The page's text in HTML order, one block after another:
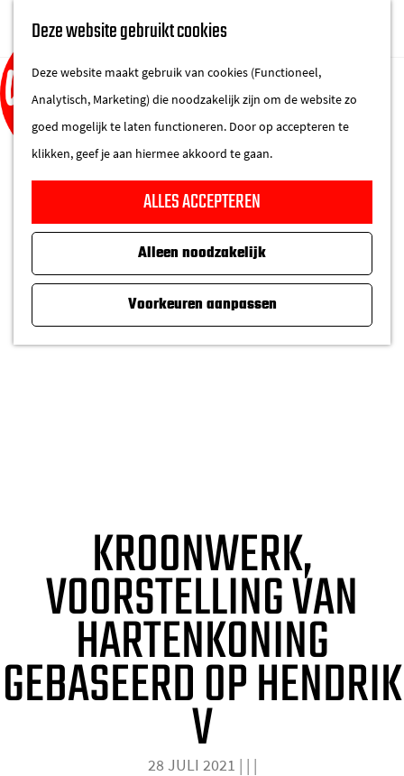
Deze website gebruikt cookies
Deze website maakt gebruik van cookies (Functioneel,
Analytisch, Marketing) die noodzakelijk zijn om de website zo
goed mogelijk te laten functioneren. Door op accepteren te
klikken, geef je aan hiermee akkoord te gaan.
ALLES ACCEPTEREN
Alleen noodzakelijk
Voorkeuren aanpassen
e
n
u
IN DE STAD
DE REGIO IN
KROONWERK,
VOORSTELLING VAN
HARTENKONING
GEBASEERD OP HENDRIK
V
28 JULI 2021 | | |